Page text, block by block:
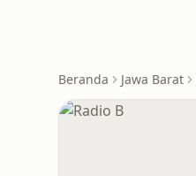
Beranda Jawa Barat